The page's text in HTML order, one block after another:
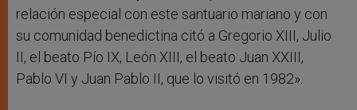
relación especial con este santuario mariano y con
su comunidad benedictina citó a Gregorio XIII, Julio
II, el beato Pío IX, León XIII, el beato Juan XXIII,
Pablo VI y Juan Pablo II, que lo visitó en 1982».